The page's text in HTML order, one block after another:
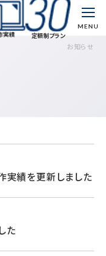
実績
定額制プラン
MENU
お知らせ
実績を更新しました
た